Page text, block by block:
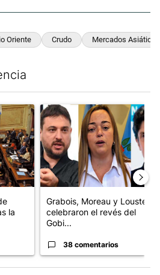
Oriente Crudo Mercados Asiáticos
con el título "Qué queda de la ley de
la
Un artículo de tendencia con
Grabois, Moreau y Lousteau
celebraron el revés del
Gobi...
38 comentarios